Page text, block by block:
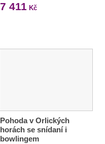
7 411 Kč
Pohoda v Orlických
horách se snídaní i
bowlingem